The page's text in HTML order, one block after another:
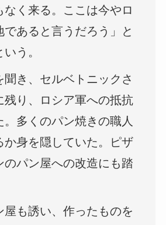
なく来る。ここは今やロ
であると言うだろう」と
う。
聞き、セルベトニックさ
残り、ロシア軍への抵抗
。多くのパン焼きの職人
か身を隠していた。ピザ
のパン屋への改造にも踏
屋も誘い、作ったものを